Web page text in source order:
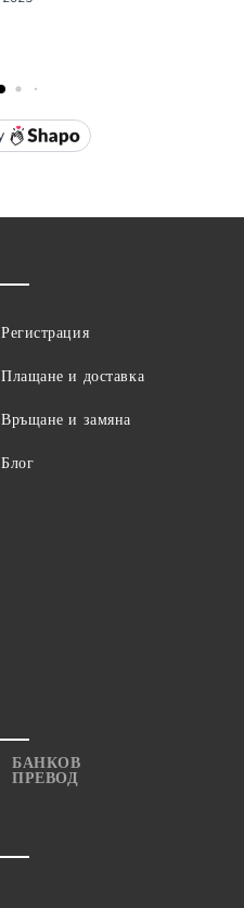
Регистрация
Плащане и доставка
Връщане и замяна
Блог
БАНКОВ
ПРЕВОД